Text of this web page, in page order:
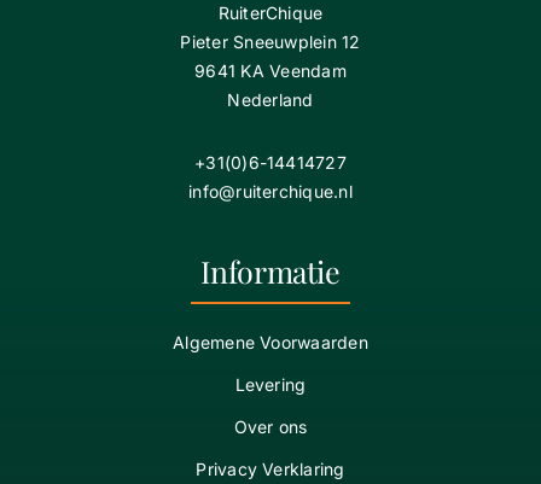
RuiterChique
Pieter Sneeuwplein 12
9641 KA Veendam
Nederland
+31(0)6-14414727
info@ruiterchique.nl
Informatie
Algemene Voorwaarden
Levering
Over ons
Privacy Verklaring